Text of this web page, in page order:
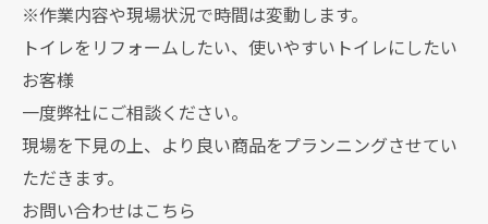
※作業内容や現場状況で時間は変動します。
トイレをリフォームしたい、使いやすいトイレにしたい
お客様
一度弊社にご相談ください。
現場を下見の上、より良い商品をプランニングさせてい
ただきます。
お問い合わせはこちら